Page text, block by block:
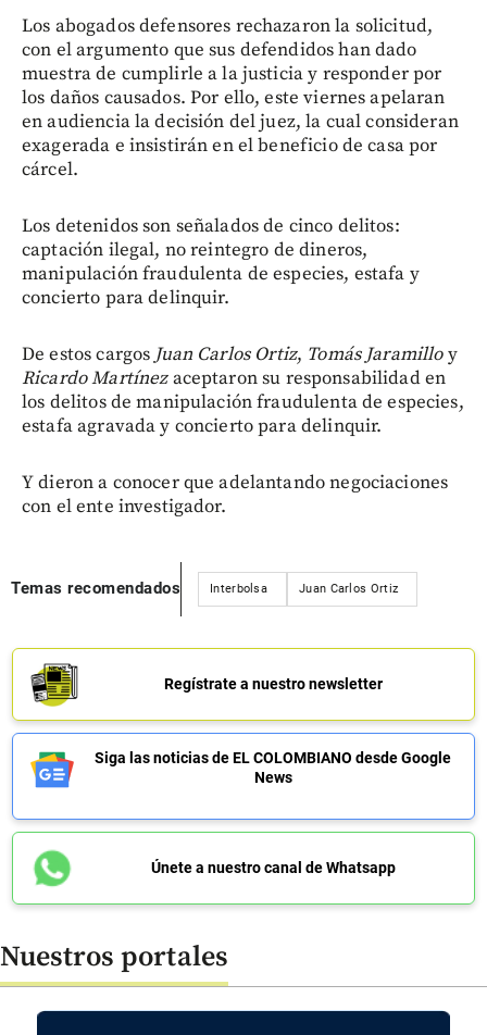
Los abogados defensores rechazaron la solicitud,
con el argumento que sus defendidos han dado
muestra de cumplirle a la justicia y responder por
los daños causados. Por ello, este viernes apelaran
en audiencia la decisión del juez, la cual consideran
exagerada e insistirán en el beneficio de casa por
cárcel.
Los detenidos son señalados de cinco delitos:
captación ilegal, no reintegro de dineros,
manipulación fraudulenta de especies, estafa y
concierto para delinquir.
De estos cargos Juan Carlos Ortiz, Tomás Jaramilloy
Ricardo Martínezaceptaron su responsabilidad en
los delitos de manipulación fraudulenta de especies,
estafa agravada y concierto para delinquir.
Y dieron a conocer que adelantando negociaciones
con el ente investigador.
Temas recomendados Interbolsa Juan Carlos Ortiz
Regístrate a nuestro newsletter
Siga las noticias de EL COLOMBIANO desde Google
News
Únete a nuestro canal de Whatsapp
Nuestros portales